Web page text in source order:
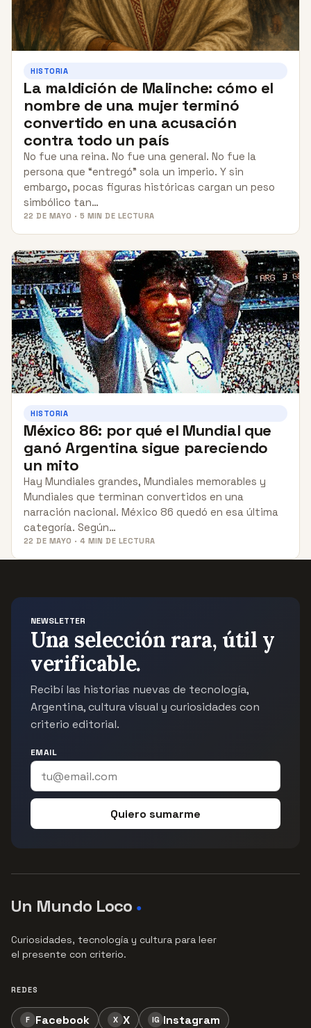
HISTORIA
La maldición de Malinche: cómo el
nombre de una mujer terminó
convertido en una acusación
contra todo un país
No fue una reina. No fue una general. No fue la
persona que “entregó” sola un imperio. Y sin
embargo, pocas figuras históricas cargan un peso
simbólico tan…
22 DE MAYO · 5 MIN DE LECTURA
HISTORIA
México 86: por qué el Mundial que
ganó Argentina sigue pareciendo
un mito
Hay Mundiales grandes, Mundiales memorables y
Mundiales que terminan convertidos en una
narración nacional. México 86 quedó en esa última
categoría. Según…
22 DE MAYO · 4 MIN DE LECTURA
NEWSLETTER
Una selección rara, útil y
verificable.
Recibí las historias nuevas de tecnología,
Argentina, cultura visual y curiosidades con
criterio editorial.
EMAIL
Quiero sumarme
Un Mundo Loco ●
Curiosidades, tecnología y cultura para leer
el presente con criterio.
REDES
F Facebook X X IG Instagram